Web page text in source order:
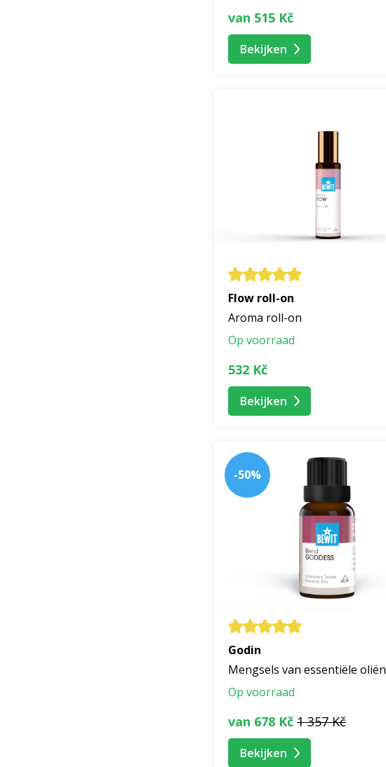
van 515 Kč
Bekijken
Flow roll-on
Aroma roll-on
Op voorraad
532 Kč
Bekijken
-50%
Godin
Mengsels van essentiële oliën
Op voorraad
van 678 Kč 1 357 Kč
Bekijken